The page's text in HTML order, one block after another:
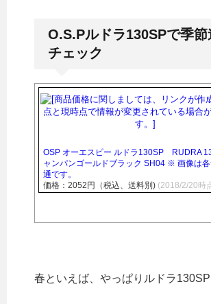
O.S.Pルドラ130SPで季節
チェック
OSP オーエスピー ルドラ130SP RUDRA
ャンパンゴールドブラック SH04 ※ 画像は
通です。
価格：2052円（税込、送料別) (2018/2/20時
春といえば、やっぱりルドラ130SP